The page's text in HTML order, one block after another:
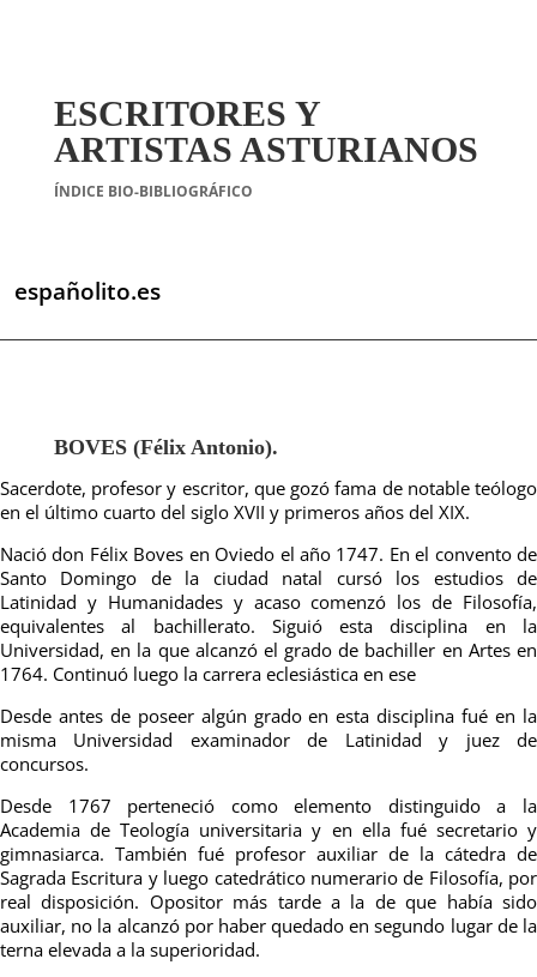
ESCRITORES Y
ARTISTAS ASTURIANOS
ÍNDICE BIO-BIBLIOGRÁFICO
españolito.es
BOVES (Félix Antonio).
Sacerdote, profesor y escritor, que gozó fama de notable teólogo
en el último cuarto del siglo XVII y primeros años del XIX.
Nació don Félix Boves en Oviedo el año 1747. En el convento de
Santo Domingo de la ciudad natal cursó los estudios de
Latinidad y Humanidades y acaso comenzó los de Filosofía,
equivalentes al bachillerato. Siguió esta disciplina en la
Universidad, en la que alcanzó el grado de bachiller en Artes en
1764. Continuó luego la carrera eclesiástica en ese
Desde antes de poseer algún grado en esta disciplina fué en la
misma Universidad examinador de Latinidad y juez de
concursos.
Desde 1767 perteneció como elemento distinguido a la
Academia de Teología universitaria y en ella fué secretario y
gimnasiarca. También fué profesor auxiliar de la cátedra de
Sagrada Escritura y luego catedrático numerario de Filosofía, por
real disposición. Opositor más tarde a la de que había sido
auxiliar, no la alcanzó por haber quedado en segundo lugar de la
terna elevada a la superioridad.